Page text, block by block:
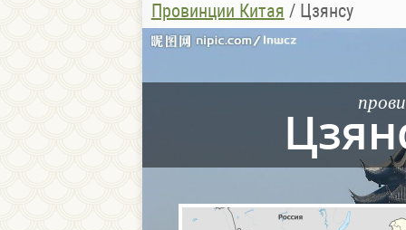
Провинции Китая / Цзянсу